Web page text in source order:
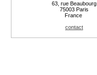
63, rue Beaubourg
75003 Paris
France
contact